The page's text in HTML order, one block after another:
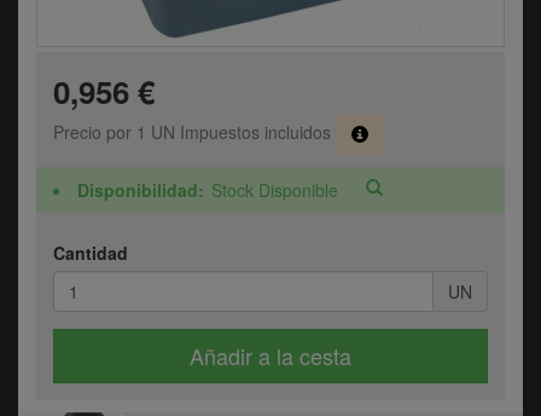
0,956 €
Precio por 1 UN Impuestos incluidos
Disponibilidad Stock Disponible
Cantidad
UN
Añadir a la cesta